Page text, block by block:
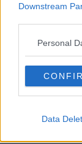
Downstream
Personal
Data
2025-10-11, 11:15
knasen79
Citat:
Ja du ser..du
reagerar